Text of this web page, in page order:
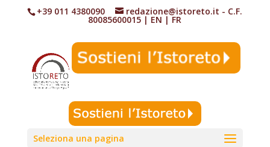
+39 011 4380090 redazione@istoreto.it - C.F.
80085600015 | EN |FR
Seleziona una pagina